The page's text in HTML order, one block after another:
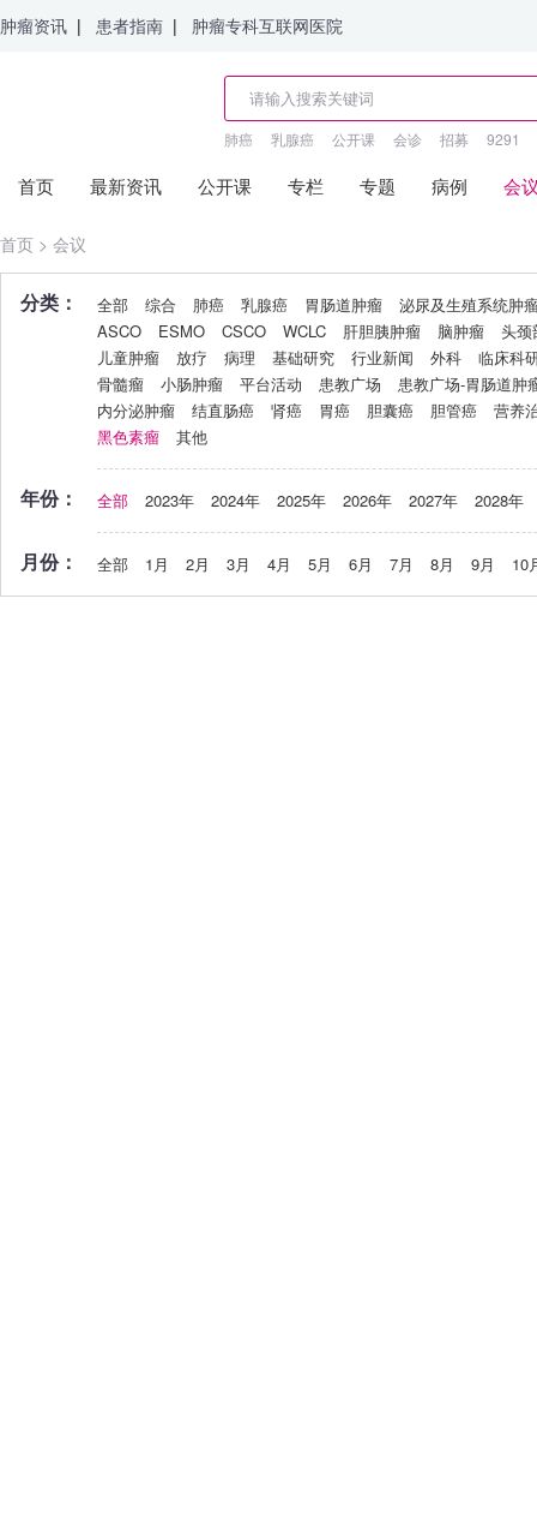
肿瘤资讯 | 患者指南 | 肿瘤专科互联网医院
肺癌 乳腺癌 公开课 会诊 招募 9291
首页 最新资讯 公开课 专栏 专题 病例 会
首页 > 会议
分类： 全部 综合 肺癌 乳腺癌 胃肠道肿瘤
泌尿及生殖系统肿
ASCO
ESMO CSCO WCLC 肝胆胰肿瘤 脑肿瘤
头颈
儿童肿瘤
放疗 病理 基础研究 行业新闻 外科
临床科
骨髓瘤
小肠肿瘤 平台活动 患教广场
患教广场-胃肠道肿
内分泌肿瘤
结直肠癌 肾癌 胃癌 胆囊癌 胆管癌
营养
黑色素瘤
其他
年份： 全部 2023年 2024年 2025年 2026年 2027年 2028年
月份： 全部 1月 2月 3月 4月 5月 6月 7月 8月 9月 10